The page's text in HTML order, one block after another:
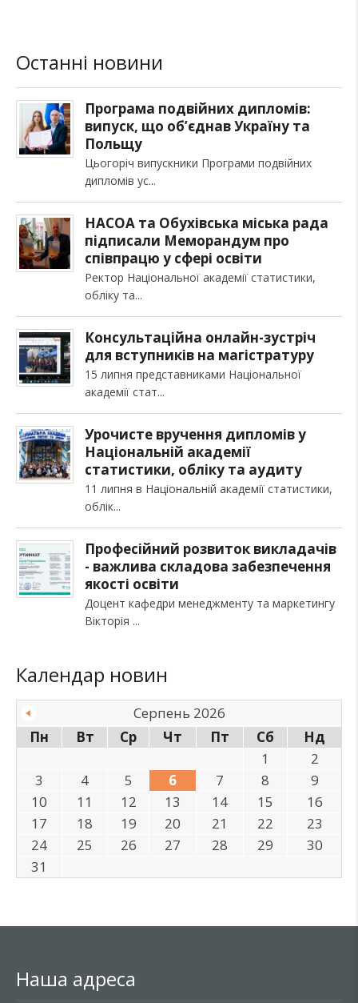
Останні новини
Програма подвійних дипломів:
випуск, що об’єднав Україну та
Польщу
Цьогоріч випускники Програми подвійних
дипломів ус
НАСОА та Обухівська міська рада
підписали Меморандум про
співпрацю у сфері освіти
Ректор Національної академії статистики,
обліку та
Консультаційна онлайн-зустріч
для вступників на магістратуру
15 липня представниками Національної
академії стат
Урочисте вручення дипломів у
Національній академії
статистики, обліку та аудиту
11 липня в Національній академії статистики,
облік
Професійний розвиток викладачів
- важлива складова забезпечення
якості освіти
Доцент кафедри менеджменту та маркетингу
Вікторія
Календар новин
Серпень 2026
Пн
Вт Ср Чт Пт Сб
Нд
1
2
3
4 5 6 7 8
9
10
11 12 13 14 15
16
17
18 19 20 21 22
23
24
25 26 27 28 29
30
31
Наша адреса